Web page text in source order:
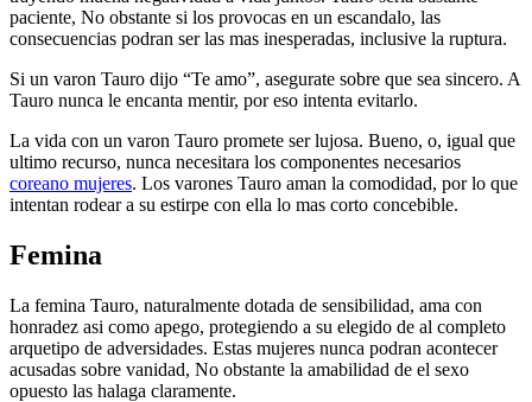
paciente, No obstante si los provocas en un escandalo, las
consecuencias podran ser las mas inesperadas, inclusive la ruptura.
Si un varon Tauro dijo “Te amo”, asegurate sobre que sea sincero. A
Tauro nunca le encanta mentir, por eso intenta evitarlo.
La vida con un varon Tauro promete ser lujosa. Bueno, o, igual que
ultimo recurso, nunca necesitara los componentes necesarios
coreano mujeres. Los varones Tauro aman la comodidad, por lo que
intentan rodear a su estirpe con ella lo mas corto concebible.
Femina
La femina Tauro, naturalmente dotada de sensibilidad, ama con
honradez asi­ como apego, protegiendo a su elegido de al completo
arquetipo de adversidades. Estas mujeres nunca podran acontecer
acusadas sobre vanidad, No obstante la amabilidad de el sexo
opuesto las halaga claramente.